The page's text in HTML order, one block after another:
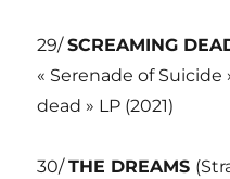
29/SCREAMING
« Serenade of
dead » LP (2021)
30/THE DREAMS